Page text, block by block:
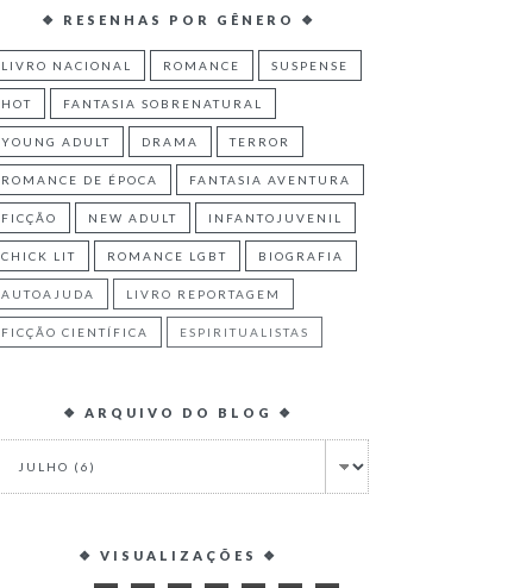
❖ RESENHAS POR GÊNERO ❖
LIVRO NACIONAL ROMANCE SUSPENSE
HOT FANTASIA SOBRENATURAL
YOUNG ADULT DRAMA TERROR
ROMANCE DE ÉPOCA FANTASIA AVENTURA
FICÇÃO NEW ADULT INFANTOJUVENIL
CHICK LIT ROMANCE LGBT BIOGRAFIA
AUTOAJUDA LIVRO REPORTAGEM
FICÇÃO CIENTÍFICA ESPIRITUALISTAS
❖ ARQUIVO DO BLOG ❖
❖ VISUALIZAÇÕES ❖